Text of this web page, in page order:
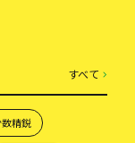
すべて
精鋭